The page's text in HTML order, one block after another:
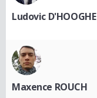
Ludovic D'HOOGHE
Maxence ROUCH